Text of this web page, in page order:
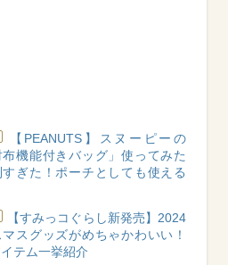
【PEANUTS】スヌーピーの
布機能付きバッグ」使ってみた
すぎた！ポーチとしても使える
【すみっコぐらし新発売】2024
スグッズがめちゃかわいい！
テム一挙紹介